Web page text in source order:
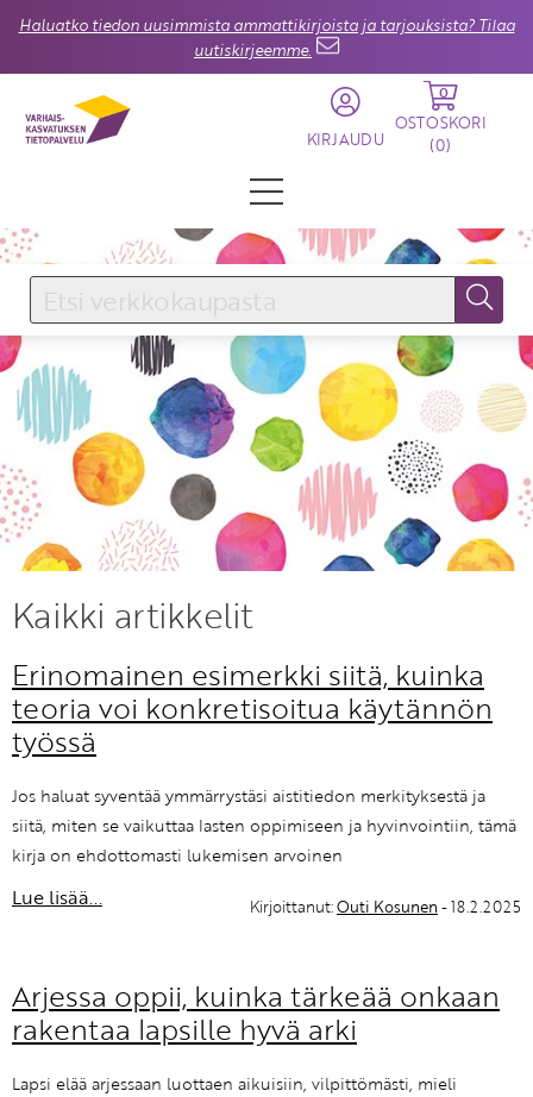
Haluatko tiedon uusimmista ammattikirjoista ja tarjouksista? Tilaa
uutiskirjeemme.
KIRJAUDU
0
OSTOSKORI
(0)
KIRJAUDU SISÄÄN
Käyttäjätunnus
Salasana
Unohtuiko salasana?
KIRJAUDU SISÄÄN
jäsen?
Liity tästä!
Kaikki artikkelit
Erinomainen esimerkki siitä, kuinka
teoria voi konkretisoitua käytännön
työssä
Jos haluat syventää ymmärrystäsi aistitiedon merkityksestä ja
siitä, miten se vaikuttaa lasten oppimiseen ja hyvinvointiin, tämä
kirja on ehdottomasti lukemisen arvoinen
Lue lisää... Kirjoittanut:Outi Kosunen - 18.2.2025
Arjessa oppii, kuinka tärkeää onkaan
rakentaa lapsille hyvä arki
Lapsi elää arjessaan luottaen aikuisiin, vilpittömästi, mieli